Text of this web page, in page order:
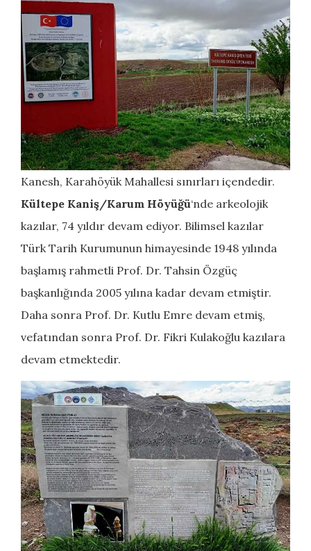
Kanesh, Karahöyük Mahallesi sınırları içendedir.
Kültepe Kaniş/Karum Höyüğü‘nde arkeolojik
kazılar, 74 yıldır devam ediyor. Bilimsel kazılar
Türk Tarih Kurumunun himayesinde 1948 yılında
başlamış rahmetli Prof. Dr. Tahsin Özgüç
başkanlığında 2005 yılına kadar devam etmiştir.
Daha sonra Prof. Dr. Kutlu Emre devam etmiş,
vefatından sonra Prof. Dr. Fikri Kulakoğlu kazılara
devam etmektedir.